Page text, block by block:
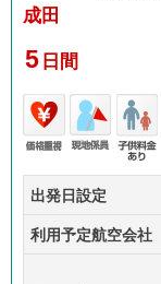
成田
5 日間
価格
重視
現地
係員
子供
あり
出発日設定
利用予定航空会社